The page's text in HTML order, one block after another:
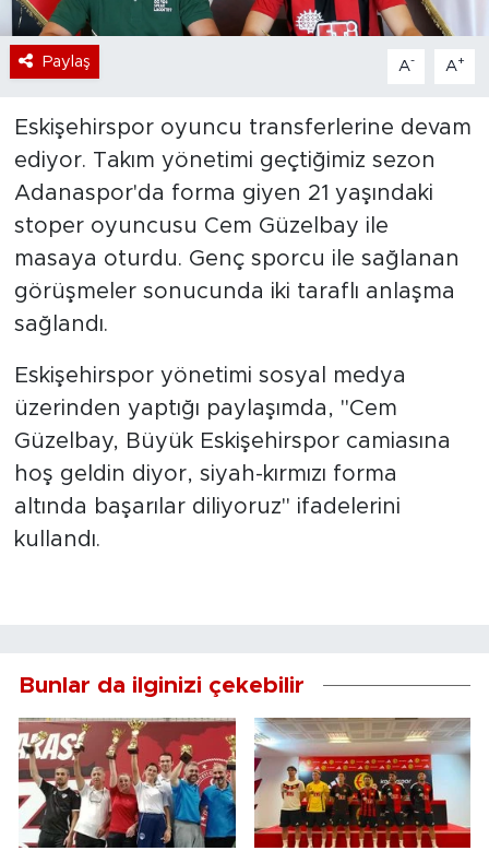
Paylaş A- A+
Eskişehirspor oyuncu transferlerine devam
ediyor. Takım yönetimi geçtiğimiz sezon
Adanaspor'da forma giyen 21 yaşındaki
stoper oyuncusu Cem Güzelbay ile
masaya oturdu. Genç sporcu ile sağlanan
görüşmeler sonucunda iki taraflı anlaşma
sağlandı.
Eskişehirspor yönetimi sosyal medya
üzerinden yaptığı paylaşımda, "Cem
Güzelbay, Büyük Eskişehirspor camiasına
hoş geldin diyor, siyah-kırmızı forma
altında başarılar diliyoruz" ifadelerini
kullandı.
Bunlar da ilginizi çekebilir
Dünya
Sektör